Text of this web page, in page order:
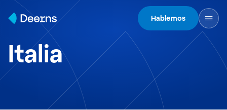
Skip to content
Hablemos
Italia